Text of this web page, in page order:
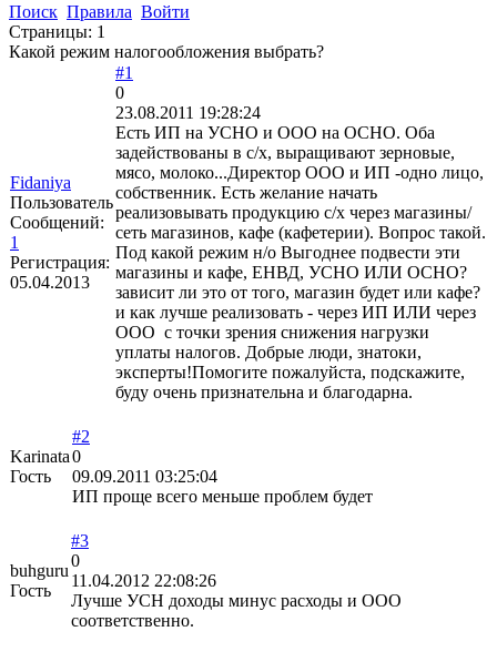
Поиск Правила Войти
Страницы: 1
Какой режим налогообложения выбрать?
Fidaniya
Пользователь
Сообщений:
1
Регистрация:
05.04.2013
#1
0
23.08.2011 19:28:24
Есть ИП на УСНО и ООО на ОСНО. Оба
задействованы в с/х, выращивают зерновые,
мясо, молоко...Директор ООО и ИП -одно лицо,
собственник. Есть желание начать
реализовывать продукцию с/х через магазины/
сеть магазинов, кафе (кафетерии). Вопрос такой.
Под какой режим н/о Выгоднее подвести эти
магазины и кафе, ЕНВД, УСНО ИЛИ ОСНО?
зависит ли это от того, магазин будет или кафе?
и как лучше реализовать - через ИП ИЛИ через
ООО с точки зрения снижения нагрузки
уплаты налогов. Добрые люди, знатоки,
эксперты!Помогите пожалуйста, подскажите,
буду очень признательна и благодарна.
Karinata
Гость
#2
0
09.09.2011 03:25:04
ИП проще всего меньше проблем будет
buhguru
Гость
#3
0
11.04.2012 22:08:26
Лучше УСН доходы минус расходы и ООО
соответственно.